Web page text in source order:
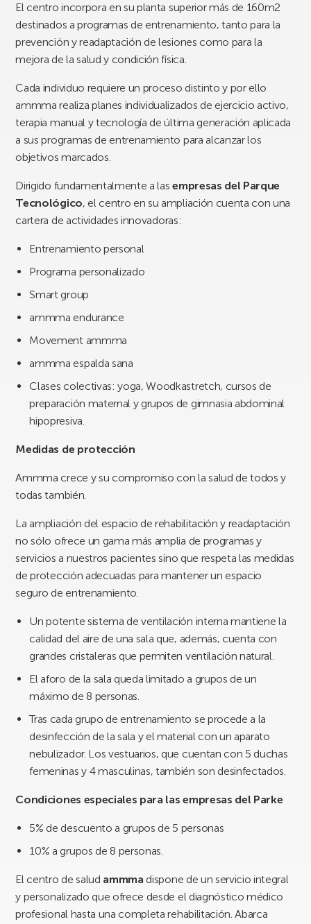
El centro incorpora en su planta superior más de 160m2
destinados a programas de entrenamiento, tanto para la
prevención y readaptación de lesiones como para la
mejora de la salud y condición física.
Cada individuo requiere un proceso distinto y por ello
ammma realiza planes individualizados de ejercicio activo,
terapia manual y tecnología de última generación aplicada
a sus programas de entrenamiento para alcanzar los
objetivos marcados.
Dirigido fundamentalmente a lasempresas del Parque
Tecnológico, el centro en su ampliación cuenta con una
cartera de actividades innovadoras:
Entrenamiento personal
Programa personalizado
Smart group
ammma endurance
Movement ammma
ammma espalda sana
Clases colectivas: yoga, Woodkastretch, cursos de
preparación maternal y grupos de gimnasia abdominal
hipopresiva.
Medidas de protección
Ammma crece y su compromiso con la salud de todos y
todas también.
La ampliación del espacio de rehabilitación y readaptación
no sólo ofrece un gama más amplia de programas y
servicios a nuestros pacientes sino que respeta las medidas
de protección adecuadas para mantener un espacio
seguro de entrenamiento.
Un potente sistema de ventilación interna mantiene la
calidad del aire de una sala que, además, cuenta con
grandes cristaleras que permiten ventilación natural.
El aforo de la sala queda limitado a grupos de un
máximo de 8 personas.
Tras cada grupo de entrenamiento se procede a la
desinfección de la sala y el material con un aparato
nebulizador. Los vestuarios, que cuentan con 5 duchas
femeninas y 4 masculinas, también son desinfectados.
Condiciones especiales para las empresas del Parke
5% de descuento a grupos de 5 personas
10% a grupos de 8 personas.
El centro de salud ammma dispone de un servicio integral
y personalizado que ofrece desde el diagnóstico médico
profesional hasta una completa rehabilitación. Abarca